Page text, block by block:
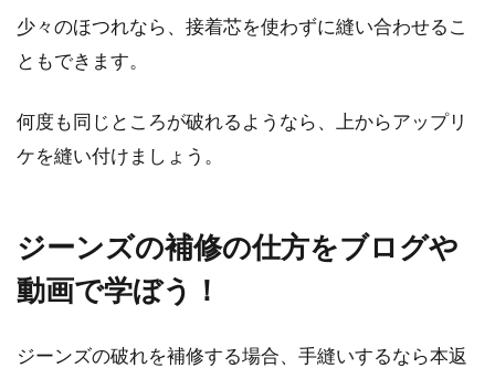
少々のほつれなら、接着芯を使わずに縫い合わせるこ
ともできます。
何度も同じところが破れるようなら、上からアップリ
ケを縫い付けましょう。
ジーンズの補修の仕方をブログや
動画で学ぼう！
ジーンズの破れを補修する場合、手縫いするなら本返